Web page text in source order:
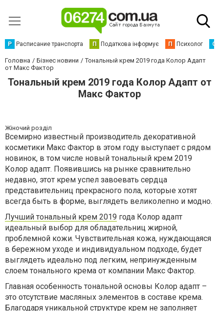
Р Расписание транспорта П Податкова інформує П Психолог С
Головна Бізнес новини
Тональный крем 2019 года Колор Адапт
от Макс Фактор
Тональный крем 2019 года Колор Адапт от
Макс Фактор
Жіночий розділ
Всемирно известный производитель декоративной
косметики Макс Фактор в этом году выступает с рядом
новинок, в том числе новый тональный крем 2019
Колор адапт. Появившись на рынке сравнительно
недавно, этот крем успел завоевать сердца
представительниц прекрасного пола, которые хотят
всегда быть в форме, выглядеть великолепно и модно.
Лучший тональный крем 2019 года Колор адапт
идеальный выбор для обладательниц жирной,
проблемной кожи. Чувствительная кожа, нуждающаяся
в бережном уходе и индивидуальном подходе, будет
выглядеть идеально под легким, непринужденным
слоем тонального крема от компании Макс Фактор.
Главная особенность тональной основы Колор адапт –
это отсутствие масляных элементов в составе крема.
Благодаря уникальной структуре крем не заполняет